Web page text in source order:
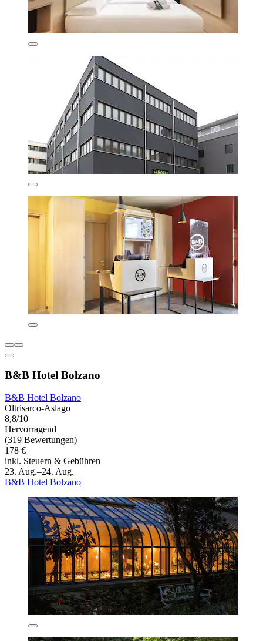
B&B Hotel Bolzano
B&B Hotel Bolzano
Oltrisarco-Aslago
8,8/10
Hervorragend
(319 Bewertungen)
178 €
inkl. Steuern & Gebühren
23. Aug.–24. Aug.
B&B Hotel Bolzano